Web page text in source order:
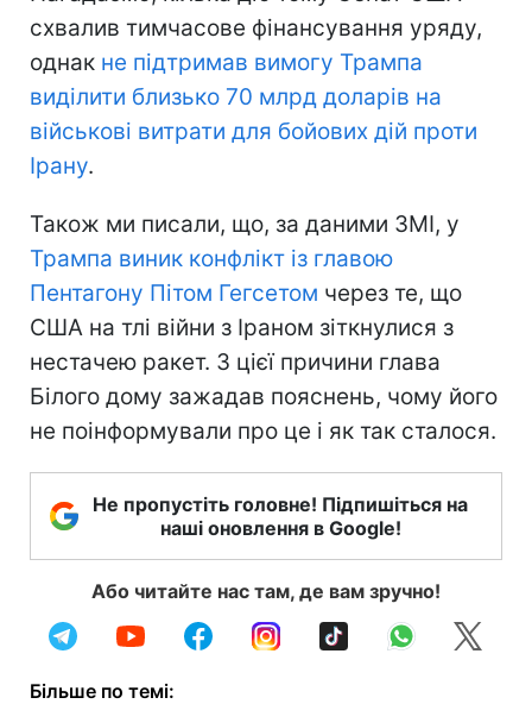
схвалив тимчасове фінансування уряду,
однак не підтримав вимогу Трампа
виділити близько 70 млрд доларів на
військові витрати для бойових дій проти
Ірану.
Також ми писали, що, за даними ЗМІ, у
Трампа виник конфлікт із главою
Пентагону Пітом Гегсетом через те, що
США на тлі війни з Іраном зіткнулися з
нестачею ракет. З цієї причини глава
Білого дому зажадав пояснень, чому його
не поінформували про це і як так сталося.
Не пропустіть головне! Підпишіться на
наші оновлення в Google!
Або читайте нас там, де вам зручно!
Більше по темі: